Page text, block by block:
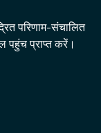
परिणाम-संचालित
पहुंच प्राप्त करें।